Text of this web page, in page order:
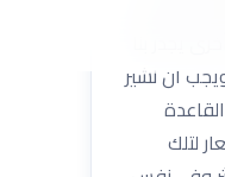
ان نشير
لتلك